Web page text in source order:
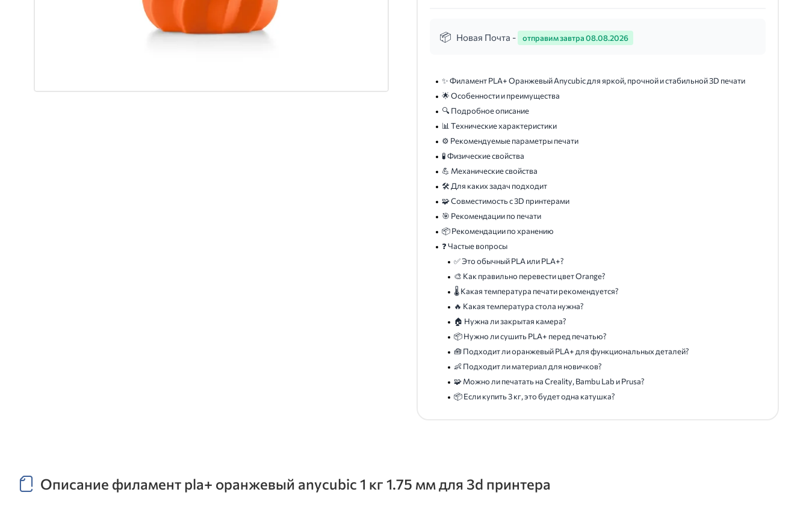
Новая Почта - отправим завтра 08.08.2026
✨ Филамент PLA+ Оранжевый Anycubic для яркой, прочной и стабильной 3D печати
🌟 Особенности и преимущества
🔍 Подробное описание
📊 Технические характеристики
⚙️ Рекомендуемые параметры печати
🧪 Физические свойства
💪 Механические свойства
🛠️ Для каких задач подходит
🧩 Совместимость с 3D принтерами
🎯 Рекомендации по печати
📦 Рекомендации по хранению
❓ Частые вопросы
✅ Это обычный PLA или PLA+?
🎨 Как правильно перевести цвет Orange?
🌡️ Какая температура печати рекомендуется?
🔥 Какая температура стола нужна?
🏠 Нужна ли закрытая камера?
📦 Нужно ли сушить PLA+ перед печатью?
🧰 Подходит ли оранжевый PLA+ для функциональных деталей?
👶 Подходит ли материал для новичков?
🧩 Можно ли печатать на Creality, Bambu Lab и Prusa?
📦 Если купить 3 кг, это будет одна катушка?
Описание филамент pla+ оранжевый anycubic 1 кг 1.75 мм для 3d принтера